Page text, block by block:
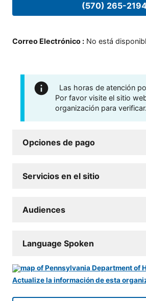
(570) 265-
Correo Electrónico : No está
Las horas de atención
Por favor visite el sitio
organización para verificar.
Opciones de pago
Servicios en el sitio
Audiences
Language Spoken
Actualize la información de esta